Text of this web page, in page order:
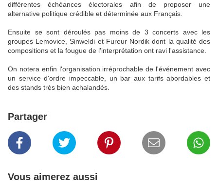
différentes échéances électorales afin de proposer une
alternative politique crédible et déterminée aux Français.
Ensuite se sont déroulés pas moins de 3 concerts avec les
groupes Lemovice, Sinweldi et Fureur Nordik dont la qualité des
compositions et la fougue de l'interprétation ont ravi l'assistance.
On notera enfin l'organisation irréprochable de l'événement avec
un service d'ordre impeccable, un bar aux tarifs abordables et
des stands très bien achalandés.
Partager
Vous aimerez aussi